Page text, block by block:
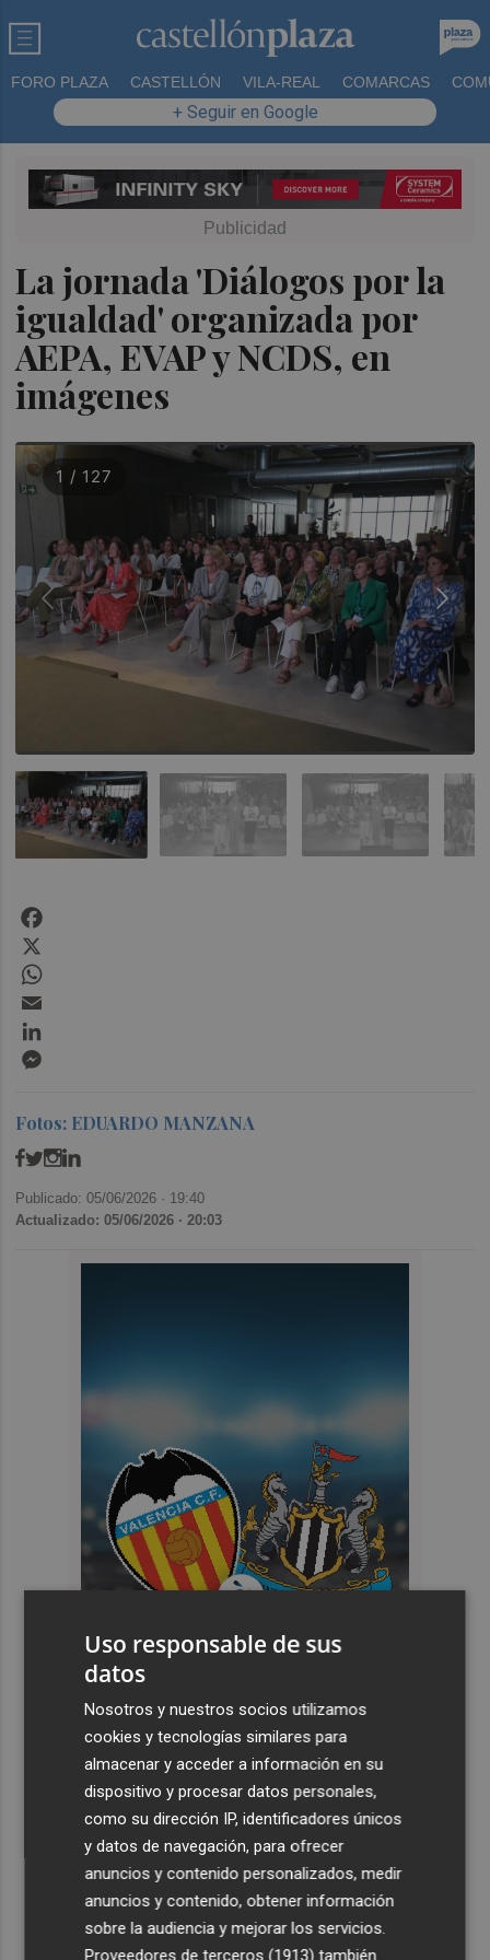
FORO PLAZA CASTELLÓN VILA-REAL COMARCAS
+ Seguir en Google
La jornada 'Diálogos por la
igualdad' organizada por
AEPA, EVAP y NCDS, en
imágenes
1 / 127
Fotos: EDUARDO MANZANA
Publicado: 05/06/2026 · 19:40
Actualizado: 05/06/2026 · 20:03
Uso responsable de sus
datos
Nosotros y nuestros socios utilizamos
cookies y tecnologías similares para
almacenar y acceder a información en su
dispositivo y procesar datos personales,
como su dirección IP, identificadores únicos
y datos de navegación, para ofrecer
anuncios y contenido personalizados, medir
anuncios y contenido, obtener información
sobre la audiencia y mejorar los servicios.
Proveedores de terceros (1913) también